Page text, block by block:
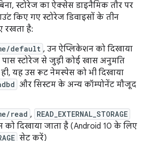
स्टोरेज का ऐक्सेस डाइनैमिक तौर पर
किए गए स्टोरेज डिवाइसों के तीन
रखता है:
default , उन ऐप्लिकेशन को दिखाया
स्टोरेज से जुड़ी कोई खास अनुमति
ही, यह उस रूट नेमस्पेस को भी दिखाया
और सिस्टम के अन्य कॉम्पोनेंट मौजूद
read , READ_EXTERNAL_STORAGE
दिखाया जाता है (Android 10 के लिए
सेट करें)